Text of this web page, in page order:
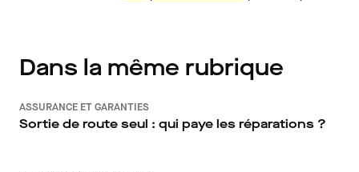
Dans la même rubrique
ASSURANCE ET GARANTIES
Sortie de route seul : qui paye les réparations ?